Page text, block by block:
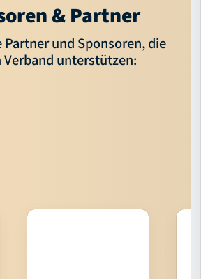
& Partner
Partner und Sponsoren, die
Verband unterstützen: